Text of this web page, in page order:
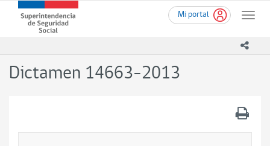
contenido
Mi portal
Toggle
Superintendencia
de
-
Dictamen 14663-2013